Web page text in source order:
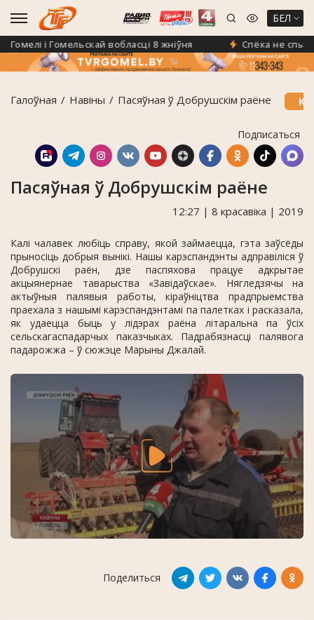
БЕЛ
і Гомельскай вобласці 8 жніўня Спёка не
Галоўная Навiны Пасяўная ў Добрушскім раёне
Подписаться
Пасяўная ў Добрушскім раёне
12:27 | 8 красавіка | 2019
Калі чалавек любіць справу, якой займаецца, гэта заўсёды
прыносіць добрыя вынікі. Нашы карэспандэнты адправіліся ў
Добрушскі раён, дзе паспяхова працуе адкрытае
акцыянернае таварыства «Завідаўскае». Нягледзячы на
актыўныя палявыя работы, кіраўніцтва прадпрыемства
праехала з нашымі карэспандэнтамі па палетках і расказала,
як удаецца быць у лідэрах раёна літаральна па ўсіх
сельскагаспадарчых паказчыках. Падрабязнасці палявога
падарожжа – ў сюжэце Марыны Джалай.
Поделиться